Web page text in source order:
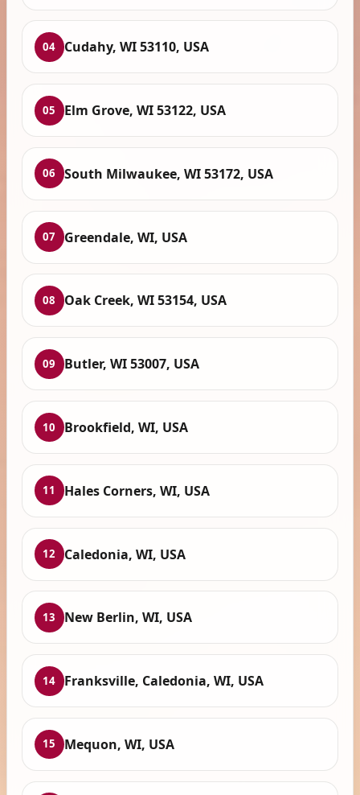
04 Cudahy, WI 53110, USA
05 Elm Grove, WI 53122, USA
06 South Milwaukee, WI 53172, USA
07 Greendale, WI, USA
08 Oak Creek, WI 53154, USA
09 Butler, WI 53007, USA
10 Brookfield, WI, USA
11 Hales Corners, WI, USA
12 Caledonia, WI, USA
13 New Berlin, WI, USA
14 Franksville, Caledonia, WI, USA
15 Mequon, WI, USA